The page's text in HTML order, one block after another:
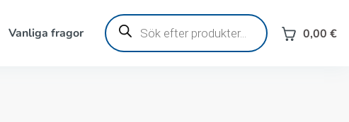
Vanliga fragor
Produktsökning
0,00 €